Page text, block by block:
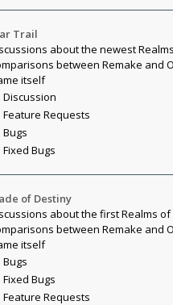
Trail
about the newest
between Remake and
itself
Discussion
Feature Requests
Bugs
Fixed Bugs
of Destiny
about the first Realms
between Remake and
itself
Bugs
Fixed Bugs
Feature Requests